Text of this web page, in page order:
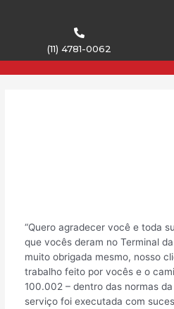
(11) 4781-0062
“Quero agradecer você e toda
que vocês deram no Terminal
muito obrigada mesmo, nosso
trabalho feito por vocês e o
100.002 – dentro das normas
serviço foi executada com